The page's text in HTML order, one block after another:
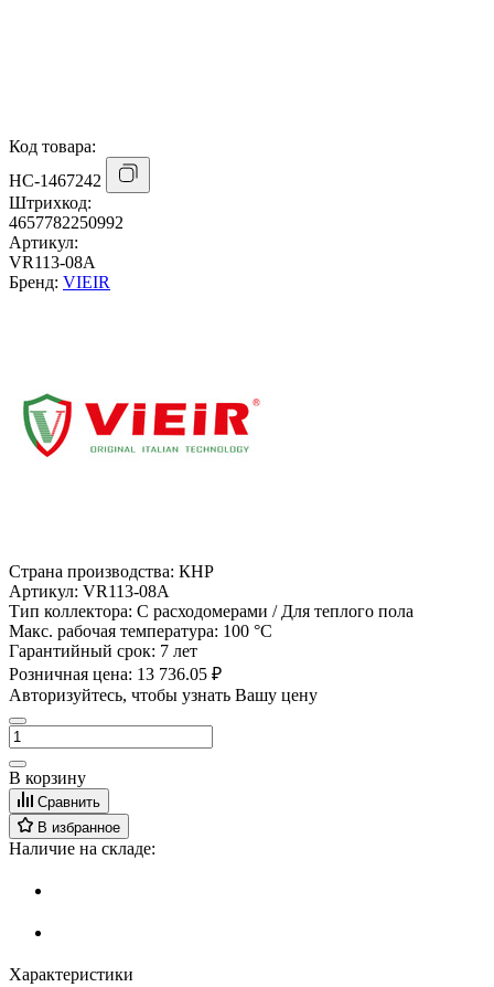
Код товара:
НС-1467242
Штрихкод:
4657782250992
Артикул:
VR113-08A
Бренд: VIEIR
Страна производства: КНР
Артикул: VR113-08A
Тип коллектора: С расходомерами / Для теплого пола
Макс. рабочая температура: 100 °С
Гарантийный срок: 7 лет
Розничная цена: 13 736.05 ₽
Авторизуйтесь, чтобы узнать Вашу цену
В корзину
Сравнить
В избранное
Наличие на складе:
Характеристики